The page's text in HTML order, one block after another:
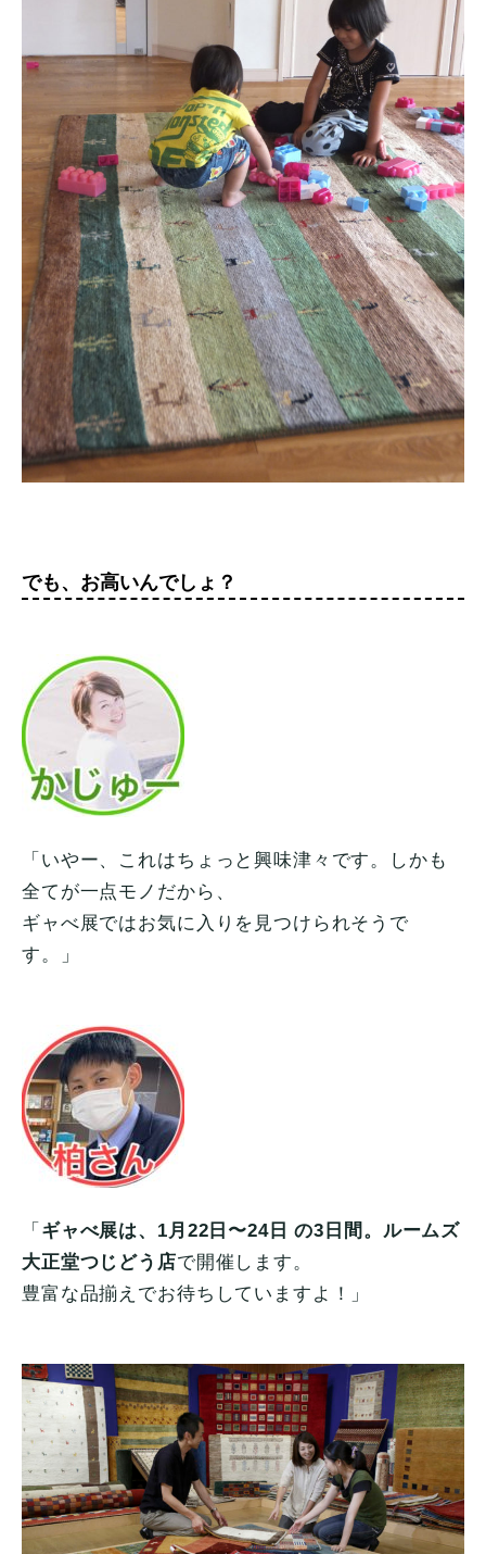
でも、お高いんでしょ？
「いやー、これはちょっと興味津々です。しかも
全てが一点モノだから、
ギャべ展ではお気に入りを見つけられそうで
す。」
「 ギャべ展は、1月22日〜24日 の3日間。ルームズ
大正堂つじどう店で開催します。
豊富な品揃えでお待ちしていますよ！」